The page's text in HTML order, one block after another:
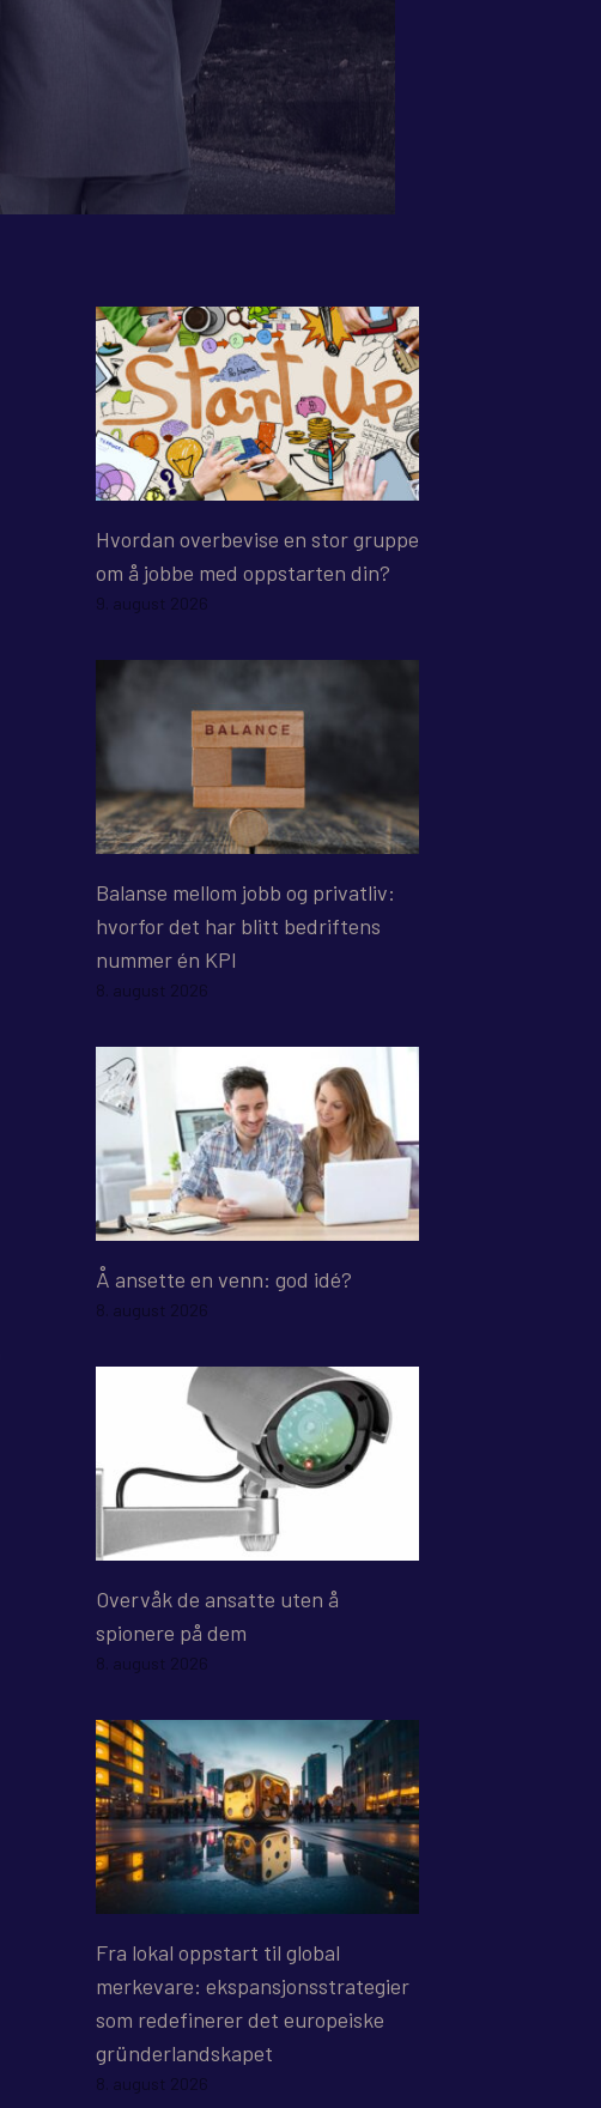
Hvordan overbevise en stor gruppe
om å jobbe med oppstarten din?
9. august 2026
Balanse mellom jobb og privatliv:
hvorfor det har blitt bedriftens
nummer én KPI
8. august 2026
Å ansette en venn: god idé?
8. august 2026
Overvåk de ansatte uten å
spionere på dem
8. august 2026
Fra lokal oppstart til global
merkevare: ekspansjonsstrategier
som redefinerer det europeiske
gründerlandskapet
8. august 2026